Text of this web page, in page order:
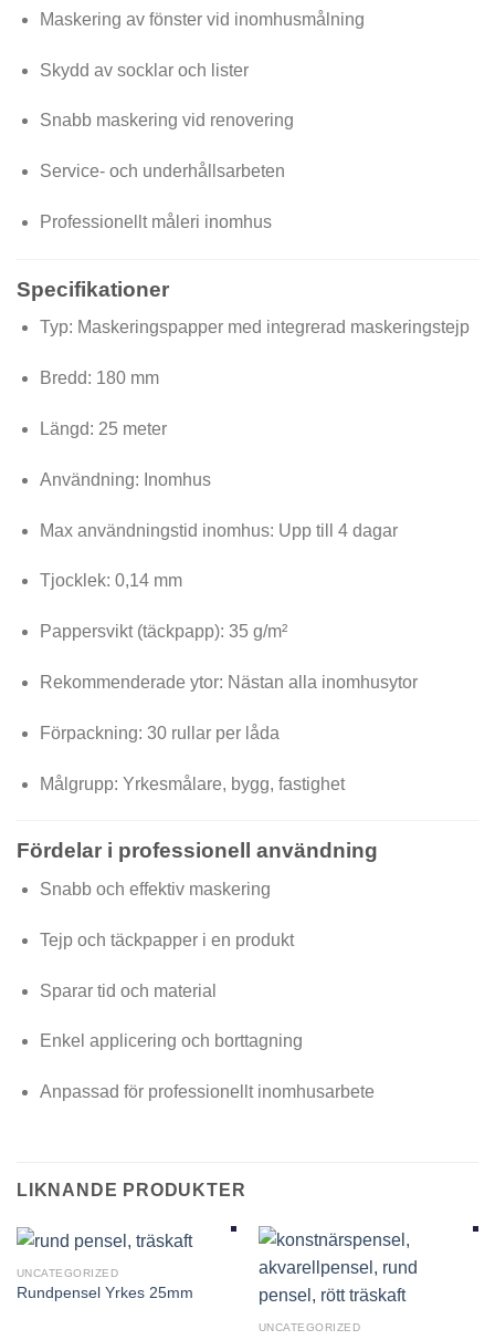
Maskering av fönster vid inomhusmålning
Skydd av socklar och lister
Snabb maskering vid renovering
Service- och underhållsarbeten
Professionellt måleri inomhus
Specifikationer
Typ: Maskeringspapper med integrerad maskeringstejp
Bredd: 180 mm
Längd: 25 meter
Användning: Inomhus
Max användningstid inomhus: Upp till 4 dagar
Tjocklek: 0,14 mm
Pappersvikt (täckpapp): 35 g/m²
Rekommenderade ytor: Nästan alla inomhusytor
Förpackning: 30 rullar per låda
Målgrupp: Yrkesmålare, bygg, fastighet
Fördelar i professionell användning
Snabb och effektiv maskering
Tejp och täckpapper i en produkt
Sparar tid och material
Enkel applicering och borttagning
Anpassad för professionellt inomhusarbete
LIKNANDE PRODUKTER
UNCATEGORIZED
Rundpensel Yrkes 25mm
UNCATEGORIZED